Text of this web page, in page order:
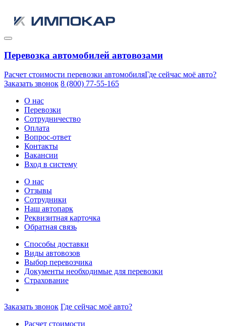
Перевозка автомобилей автовозами
Расчет стоимости перевозки автомобиляГде сейчас моё авто?
Заказать звонок 8 (800) 77-55-165
О нас
Перевозки
Сотрудничество
Оплата
Вопрос-ответ
Контакты
Вакансии
Вход в систему
О нас
Отзывы
Сотрудники
Наш автопарк
Реквизитная карточка
Обратная связь
Способы доставки
Виды автовозов
Выбор перевозчика
Документы необходимые для перевозки
Страхование
Заказать звонок Где сейчас моё авто?
Расчет стоимости